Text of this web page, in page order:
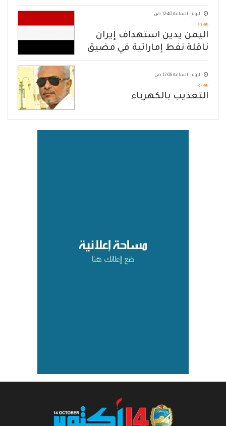
الهجوم الإرهابي الحوثي والرد
الحازم على مصدر التهديد
اليوم - الساعة 12:40 ص
91
اليمن يدين استهداف إيران
ناقلة نفط إماراتية في مضيق
هرمز
اليوم - الساعة 12:06 ص
87
التعذيب بالكهرباء